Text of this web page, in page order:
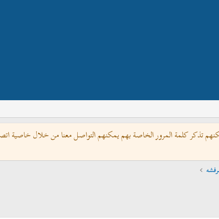
تذكر كلمة المرور الخاصة بهم يمكنهم التواصل معنا من خلال خاصية